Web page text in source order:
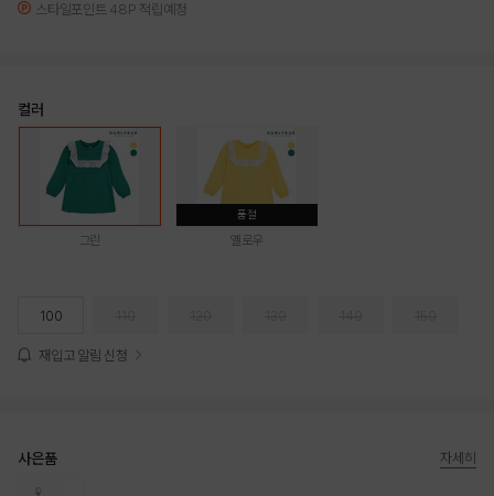
스타일포인트 48P 적립예정
컬러
그린
품절
옐로우
100
재입고 알림 신청
사은품 자세히